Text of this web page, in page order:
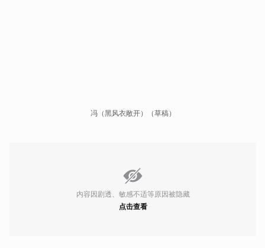
冯（黑风衣敞开）（草稿）
内容因剧透、敏感不适等原因被隐藏
点击查看